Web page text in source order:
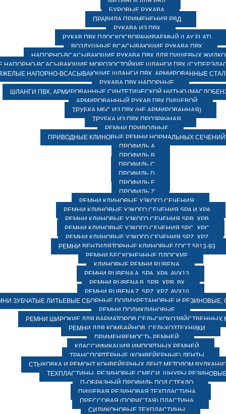
БУРОВЫЕ РУКАВА
ПРАВИЛА ПРИМЕНЕНИЯ РВД
РУКАВА ИЗ ПВХ
РУКАВ ПВХ ПЛОСКОСВОРАЧИВАЕМЫЙ (LAY FLAT)
ВОЗДУШНЫЕ ВСАСЫВАЮЩИЕ РУКАВА ПВХ
НАПОРНО-ВСАСЫВАЮЩИЕ РУКАВА ПВХ ДЛЯ ПИЩЕВЫХ
НАПОРНО-ВСАСЫВАЮЩИЕ МОРОЗОСТОЙКИЕ ШЛАНГИ ПВХ
НАПОРНО-ВСАСЫВАЮЩИЕ ШЛАНГИ ПВХ, АРМИРОВАННЫЕ
РУКАВА ПВХ НАПОРНЫЕ
ШЛАНГИ ПВХ, АРМИРОВАННЫЕ СИНТЕТИЧЕСКОЙ НИТЬЮ
АРМИРОВАННЫЙ РУКАВ ПВХ ПИЩЕВОЙ
ТРУБКА МБС ИЗ ПВХ (НЕ АРМИРОВАННАЯ)
ТРУБКА ИЗ ПВХ ПРОЗРАЧНАЯ
РЕМНИ ПРИВОДНЫЕ
ПРИВОДНЫЕ КЛИНОВЫЕ РЕМНИ НОРМАЛЬНЫХ СЕЧЕНИЙ
ПРОФИЛЬ A
ПРОФИЛЬ B
ПРОФИЛЬ C
ПРОФИЛЬ D
ПРОФИЛЬ E
ПРОФИЛЬ Z
РЕМНИ КЛИНОВЫЕ УЗКОГО СЕЧЕНИЯ
РЕМНИ КЛИНОВЫЕ УЗКОГО СЕЧЕНИЯ SPA И XPA
РЕМНИ КЛИНОВЫЕ УЗКОГО СЕЧЕНИЯ SPB, XPB
РЕМНИ КЛИНОВЫЕ УЗКОГО СЕЧЕНИЯ SPC, XPC
РЕМНИ КЛИНОВЫЕ УЗКОГО СЕЧЕНИЯ SPZ, XPZ
РЕМНИ ВЕНТИЛЯТОРНЫЕ КЛИНОВЫЕ ГОСТ 5813-93
РЕМНИ БЕСКОНЕЧНЫЕ ПЛОСКИЕ
КЛИНОВЫЕ РЕМНИ RUBENA
РЕМНИ RUBENA А, SPA, XPA, AVX13
РЕМНИ RUBENA В, SPВ, ХPВ, ВХ
РЕМНИ RUBENA Z, SPZ, XPZ, AVX10
ЗУБЧАТЫЕ ЛИТЬЕВЫЕ СБОРНЫЕ ПОЛИУРЕТАНОВЫЕ И РЕЗИНОВЫЕ,
РЕМНИ ПОЛИКЛИНОВЫЕ
РЕМНИ ШИРОКИЕ ДЛЯ ВАРИАТОРОВ СЕЛЬСКОХОЗЯЙСТВЕННЫХ
РЕМНИ ДЛЯ КОМБАЙНОВ, СЕЛЬХОЗТЕХНИКИ
ПРИМЕНЯЕМОСТЬ РЕМНЕЙ
КЛАССИФИКАЦИЯ ИМПОРТНЫХ РЕМНЕЙ
ТРАНСПОРТЁРНЫЕ (КОНВЕЙЕРНЫЕ) ЛЕНТЫ
СТЫКОВКА И РЕМОНТ КОНВЕЙЕРНЫХ ЛЕНТ МЕТОДОМ
ТЕХПЛАСТИНЫ, РЕЗИНОВЫЕ СМЕСИ, ШНУРЫ
П-ОБРАЗНЫЙ ПРОФИЛЬ ПОД СТЕКЛО
ПИЩЕВАЯ РЕЗИНОВАЯ ТЕХПЛАСТИНА
ПРЕССОВАЯ (ПОРИСТАЯ) ПЛАСТИНА
СИЛИКОНОВЫЕ ТЕХПЛАСТИНЫ